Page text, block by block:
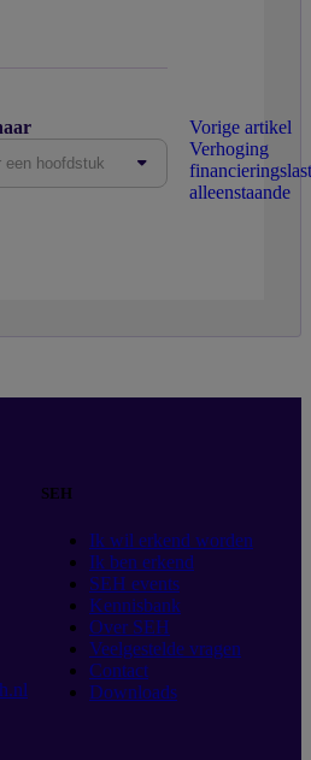
een hoofdstuk
Vorige artikel
Verhoging
financieringslast
alleenstaande
SEH
Ik wil erkend worden
Ik ben erkend
SEH events
Kennisbank
Over SEH
Veelgestelde vragen
Contact
Downloads